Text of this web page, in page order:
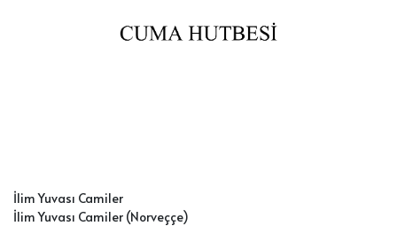
İlim Yuvası Camiler
İlim Yuvası Camiler (Norveççe)